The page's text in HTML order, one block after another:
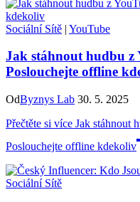
Sociální Sítě | YouTube
Jak stáhnout hudbu z
Poslouchejte offline
OdByznys Lab 30. 5. 2025
Přečtěte si více Jak stáhnout
Poslouchejte offline kdekoliv
Sociální Sítě